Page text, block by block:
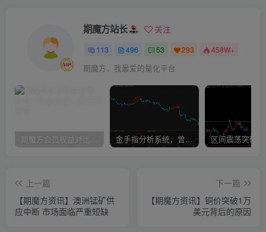
期魔方站长 关注
113 496 53 293 458W+
期魔方，我最爱的量化平台
期魔方会员权益对比，总有一项适合您！ 金手指分析系统，曾经市场价39800
上一篇
【期魔方资讯】澳洲锰矿供
应中断 市场面临严重短缺
下一篇
【期魔方资讯】铜价突破1万
美元背后的原因